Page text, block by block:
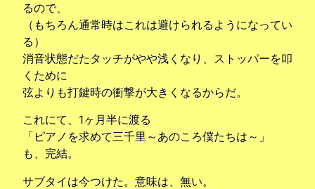
るので、
（もちろん通常時はこれは避けられるようになってい
る）
消音状態だたタッチがやや浅くなり、ストッパーを叩
くために
弦よりも打鍵時の衝撃が大きくなるからだ。
これにて、1ヶ月半に渡る
「ピアノを求めて三千里～あのころ僕たちは～」
も、完結。
サブタイは今つけた。意味は、無い。